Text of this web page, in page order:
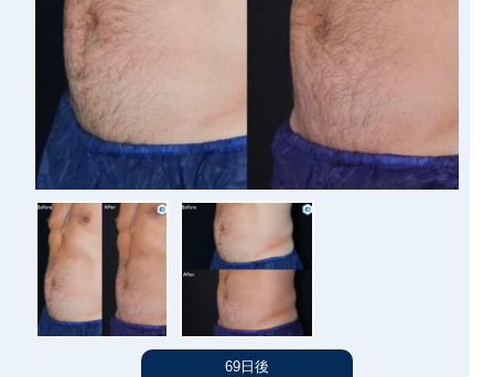
たるみ
ニキビ・ニキビ跡
肌質改善
医療痩身
男性美容内科
アートメイク
アートメイク
ヘアアートメイク
施術料金一覧
クリニック案内
クリニックについて（大阪）
東京（総合サイト）
症例写真
医師紹介 69日後